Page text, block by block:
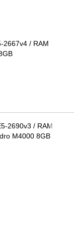
2667v4 / RAM